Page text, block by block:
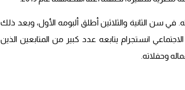
سن الثانية والثلاثين أطلق ألبومه الأول، وبعد ذلك
انستجرام يتابعه عدد كبير من المتابعين الذين
وحفلاته.